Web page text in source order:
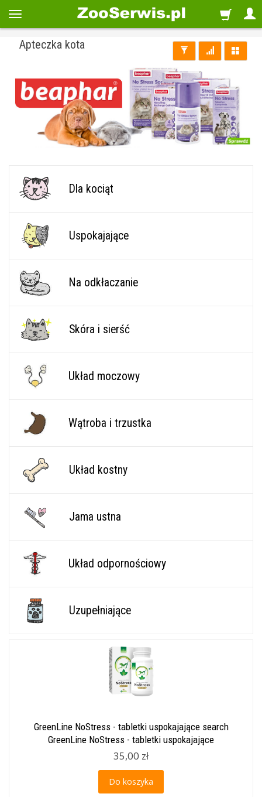
Apteczka kota
Dla kociąt
Uspokajające
Na odkłaczanie
Skóra i sierść
Układ moczowy
Wątroba i trzustka
Układ kostny
Jama ustna
Układ odpornościowy
Uzupełniające
GreenLine NoStress - tabletki uspokajające search
GreenLine NoStress - tabletki uspokajające
35,00 zł
Do koszyka